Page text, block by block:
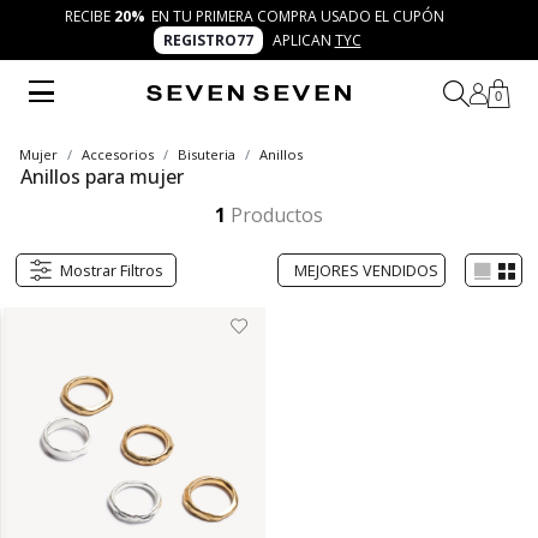
RECIBE 20% EN TU PRIMERA COMPRA USADO EL CUPÓN
REGISTRO77
APLICAN TYC
0
Mujer Accesorios Bisuteria Anillos
Anillos para mujer
1 Productos
Mostrar Filtros